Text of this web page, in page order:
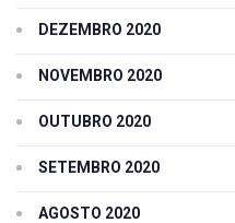
DEZEMBRO 2020
NOVEMBRO 2020
OUTUBRO 2020
SETEMBRO 2020
AGOSTO 2020